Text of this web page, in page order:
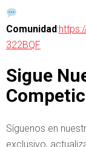
Comunidad:
322BQF
Sigue
Síguenos en
exclusivo,